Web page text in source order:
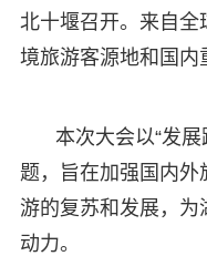
北十堰召开。来自全
境旅游客源地和国内
本次大会以“发
题，旨在加强国内外
游的复苏和发展，
动力。